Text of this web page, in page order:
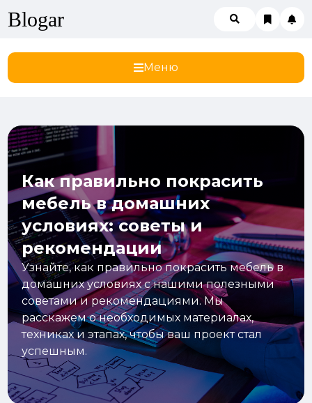
Blogar
Меню
Как правильно покрасить
мебель в домашних
условиях: советы и
рекомендации
Узнайте, как правильно покрасить мебель в
домашних условиях с нашими полезными
советами и рекомендациями. Мы
расскажем о необходимых материалах,
техниках и этапах, чтобы ваш проект стал
успешным.